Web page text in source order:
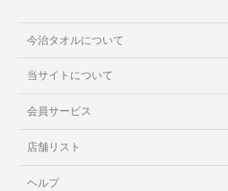
今治タオルについて
当サイトについて
会員サービス
店舗リスト
ヘルプ